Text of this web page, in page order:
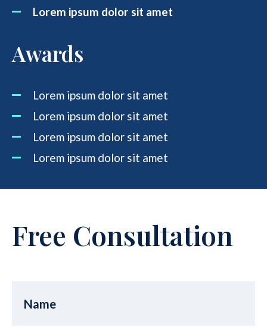
Lorem ipsum dolor sit amet
Awards
Lorem ipsum dolor sit amet
Lorem ipsum dolor sit amet
Lorem ipsum dolor sit amet
Lorem ipsum dolor sit amet
Free Consultation